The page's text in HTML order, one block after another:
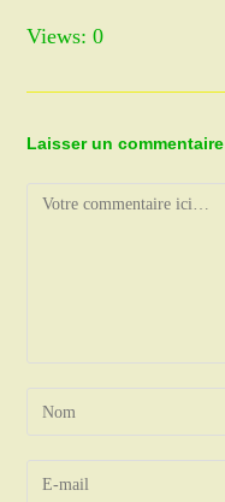
Views: 0
Laisser un commentaire
Comment
Enter
Enter